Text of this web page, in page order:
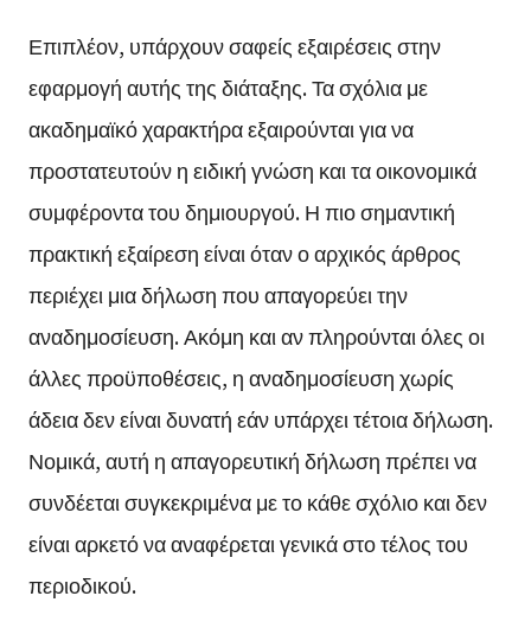
Επιπλέον, υπάρχουν σαφείς εξαιρέσεις στην
εφαρμογή αυτής της διάταξης. Τα σχόλια με
ακαδημαϊκό χαρακτήρα εξαιρούνται για να
προστατευτούν η ειδική γνώση και τα οικονομικά
συμφέροντα του δημιουργού. Η πιο σημαντική
πρακτική εξαίρεση είναι όταν ο αρχικός άρθρος
περιέχει μια δήλωση που απαγορεύει την
αναδημοσίευση. Ακόμη και αν πληρούνται όλες οι
άλλες προϋποθέσεις, η αναδημοσίευση χωρίς
άδεια δεν είναι δυνατή εάν υπάρχει τέτοια δήλωση.
Νομικά, αυτή η απαγορευτική δήλωση πρέπει να
συνδέεται συγκεκριμένα με το κάθε σχόλιο και δεν
είναι αρκετό να αναφέρεται γενικά στο τέλος του
περιοδικού.